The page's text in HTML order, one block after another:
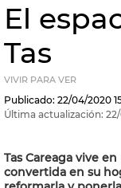
El
Tas
VIVIR PARA VER
Publicado: 22/04/2020
Última actualización:
Tas Careaga vive
convertida en su